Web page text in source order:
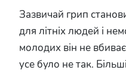
Зазвичай грип
для літніх людей і
молодих він не
усе було не так.